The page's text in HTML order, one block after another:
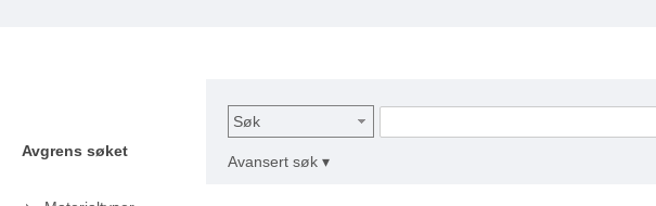
Avgrens søket
Søk
Avansert søk ▾